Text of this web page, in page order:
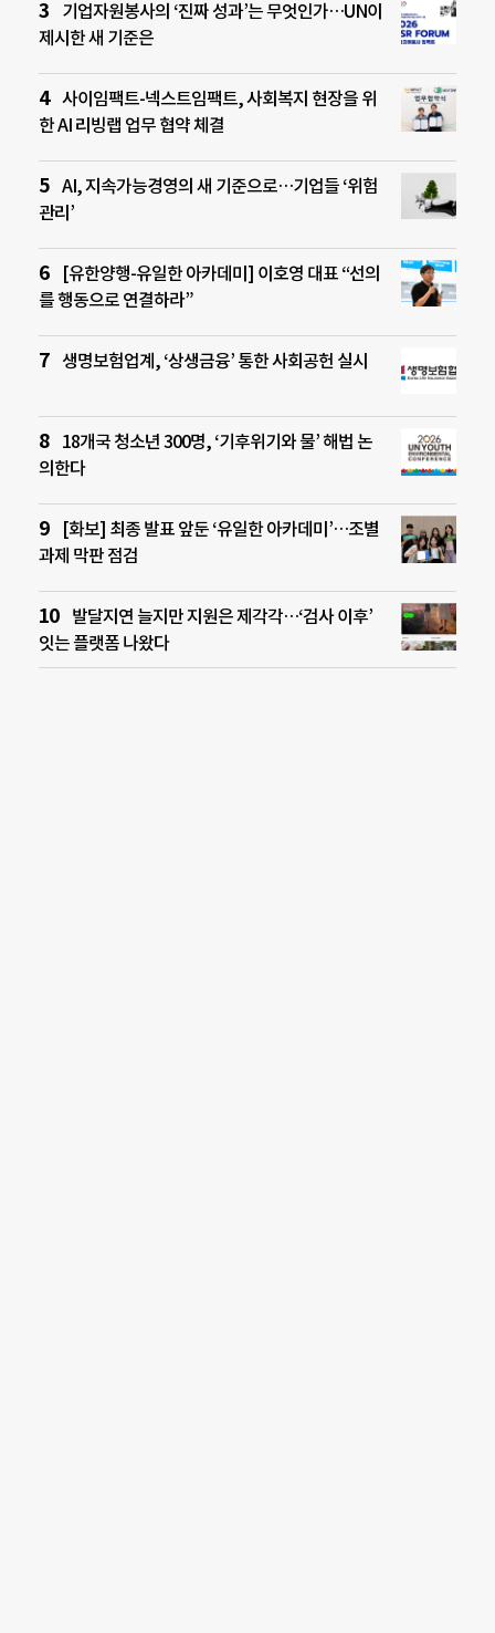
기업자원봉사의 ‘진짜 성과’는 무엇인가…UN이
제시한 새 기준은
사이임팩트-넥스트임팩트, 사회복지 현장을 위
한 AI 리빙랩 업무 협약 체결
AI, 지속가능경영의 새 기준으로…기업들 ‘위험
관리’
[유한양행-유일한 아카데미] 이호영 대표 “선의
를 행동으로 연결하라”
생명보험업계, ‘상생금융’ 통한 사회공헌 실시
18개국 청소년 300명, ‘기후위기와 물’ 해법 논
의한다
[화보] 최종 발표 앞둔 ‘유일한 아카데미’…조별
과제 막판 점검
발달지연 늘지만 지원은 제각각…‘검사 이후’
잇는 플랫폼 나왔다